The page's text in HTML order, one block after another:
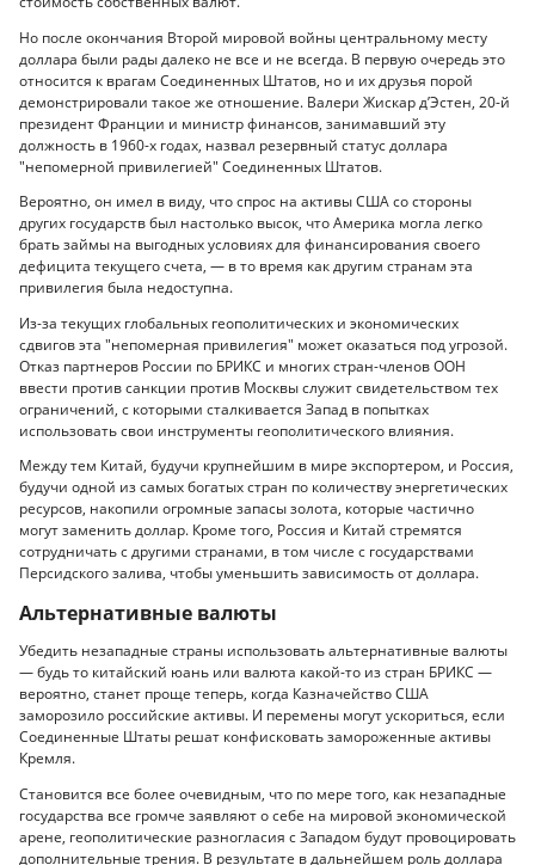
Но после окончания Второй мировой войны центральному месту
доллара были рады далеко не все и не всегда. В первую очередь это
относится к врагам Соединенных Штатов, но и их друзья порой
демонстрировали такое же отношение. Валери Жискар д’Эстен, 20-й
президент Франции и министр финансов, занимавший эту
должность в 1960-х годах, назвал резервный статус доллара
"непомерной привилегией" Соединенных Штатов.
Вероятно, он имел в виду, что спрос на активы США со стороны
других государств был настолько высок, что Америка могла легко
брать займы на выгодных условиях для финансирования своего
дефицита текущего счета, — в то время как другим странам эта
привилегия была недоступна.
Из-за текущих глобальных геополитических и экономических
сдвигов эта "непомерная привилегия" может оказаться под угрозой.
Отказ партнеров России по БРИКС и многих стран-членов ООН
ввести против санкции против Москвы служит свидетельством тех
ограничений, с которыми сталкивается Запад в попытках
использовать свои инструменты геополитического влияния.
Между тем Китай, будучи крупнейшим в мире экспортером, и Россия,
будучи одной из самых богатых стран по количеству энергетических
ресурсов, накопили огромные запасы золота, которые частично
могут заменить доллар. Кроме того, Россия и Китай стремятся
сотрудничать с другими странами, в том числе с государствами
Персидского залива, чтобы уменьшить зависимость от доллара.
Альтернативные валюты
Убедить незападные страны использовать альтернативные валюты
— будь то китайский юань или валюта какой-то из стран БРИКС —
вероятно, станет проще теперь, когда Казначейство США
заморозило российские активы. И перемены могут ускориться, если
Соединенные Штаты решат конфисковать замороженные активы
Кремля.
Становится все более очевидным, что по мере того, как незападные
государства все громче заявляют о себе на мировой экономической
арене, геополитические разногласия с Западом будут провоцировать
дополнительные трения. В результате в дальнейшем роль доллара